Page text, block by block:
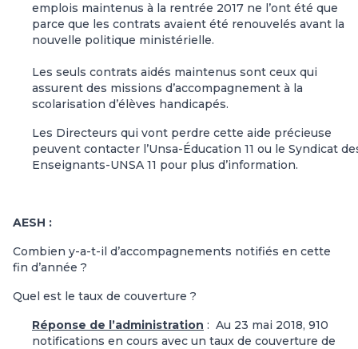
emplois maintenus à la rentrée 2017 ne l’ont été que
parce que les contrats avaient été renouvelés avant la
nouvelle politique ministérielle.
Les seuls contrats aidés maintenus sont ceux qui
assurent des missions d’accompagnement à la
scolarisation d’élèves handicapés.
Les Directeurs qui vont perdre cette aide précieuse
peuvent contacter l’Unsa-Éducation 11 ou le Syndicat
Enseignants-UNSA 11 pour plus d’information.
AESH :
Combien y-a-t-il d’accompagnements notifiés en cette
fin d’année ?
Quel est le taux de couverture ?
Réponse de l’administration : Au 23 mai 2018, 910
notifications en cours avec un taux de couverture de